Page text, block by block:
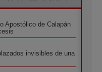
Apostólico de Calapán
invisibles de una